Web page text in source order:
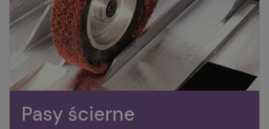
Pasy ścierne